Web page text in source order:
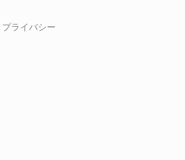
プライバシー